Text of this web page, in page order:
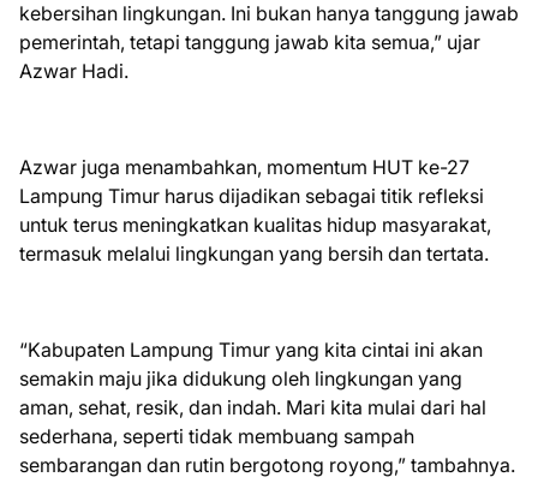
kebersihan lingkungan. Ini bukan hanya tanggung jawab
pemerintah, tetapi tanggung jawab kita semua,” ujar
Azwar Hadi.
Azwar juga menambahkan, momentum HUT ke-27
Lampung Timur harus dijadikan sebagai titik refleksi
untuk terus meningkatkan kualitas hidup masyarakat,
termasuk melalui lingkungan yang bersih dan tertata.
“Kabupaten Lampung Timur yang kita cintai ini akan
semakin maju jika didukung oleh lingkungan yang
aman, sehat, resik, dan indah. Mari kita mulai dari hal
sederhana, seperti tidak membuang sampah
sembarangan dan rutin bergotong royong,” tambahnya.